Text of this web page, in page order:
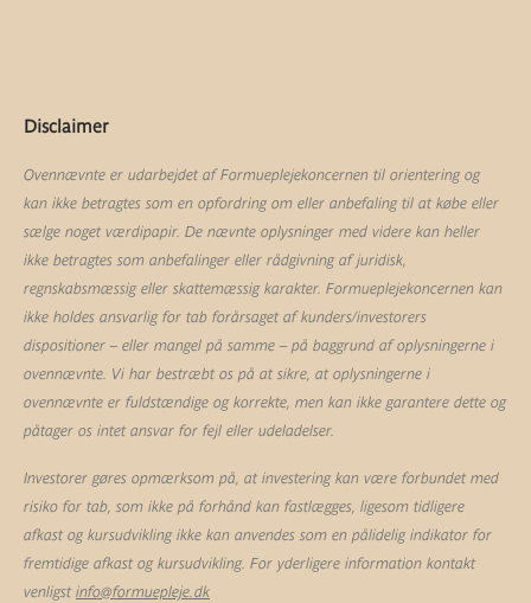
Disclaimer
Ovennævnte er udarbejdet af Formueplejekoncernen til orientering og
kan ikke betragtes som en opfordring om eller anbefaling til at købe eller
sælge noget værdipapir. De nævnte oplysninger med videre kan heller
ikke betragtes som anbefalinger eller rådgivning af juridisk,
regnskabsmæssig eller skattemæssig karakter. Formueplejekoncernen kan
ikke holdes ansvarlig for tab forårsaget af kunders/investorers
dispositioner – eller mangel på samme – på baggrund af oplysningerne i
ovennævnte. Vi har bestræbt os på at sikre, at oplysningerne i
ovennævnte er fuldstændige og korrekte, men kan ikke garantere dette og
påtager os intet ansvar for fejl eller udeladelser.
Investorer gøres opmærksom på, at investering kan være forbundet med
risiko for tab, som ikke på forhånd kan fastlægges, ligesom tidligere
afkast og kursudvikling ikke kan anvendes som en pålidelig indikator for
fremtidige afkast og kursudvikling. For yderligere information kontakt
venligst info@formuepleje.dk